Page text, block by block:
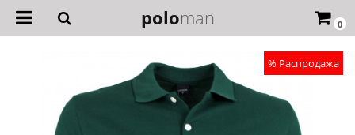
0
poloman
% Распродажа